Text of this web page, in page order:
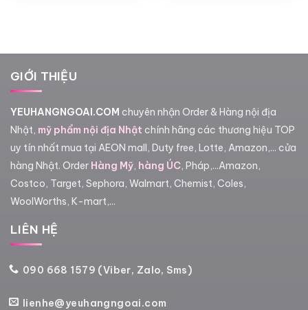
GIỚI THIỆU
YEUHANGNGOAI.COM chuyên nhận Order & Hàng nội địa
Nhật, mỹ phẩm nội địa Nhật chính hãng các thương hiệu TOP
uy tín nhất mua tại AEON mall, Duty free, Lotte, Amazon,... cửa
hàng Nhật. Order Hàng Mỹ, hàng ÚC, Pháp,...Amazon,
Costco, Target, Sephora, Walmart, Chemist, Coles,
WoolWorths, K-mart,...
LIÊN HỆ
090 668 1579 (Viber, Zalo, Sms)
lienhe@yeuhangngoai.com